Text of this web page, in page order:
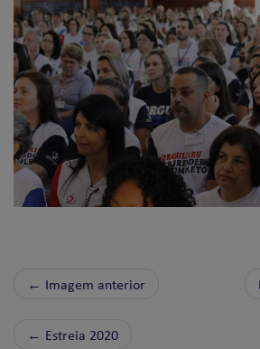
← Imagem anterior
← Estreia 2020